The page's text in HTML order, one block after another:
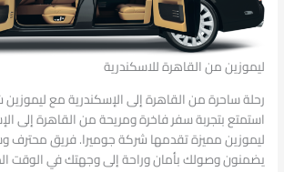
ليموزين من القاهرة للاسكندرية
رحلة ساحرة من القاهرة إلى الإسكندرية مع
استمتع بتجربة سفر فاخرة ومريحة من القاهرة إلى
ليموزين مميزة تقدمها شركة جوميرا. فريق محترف
يضمنون وصولك بأمان وراحة إلى وجهتك في الوقت